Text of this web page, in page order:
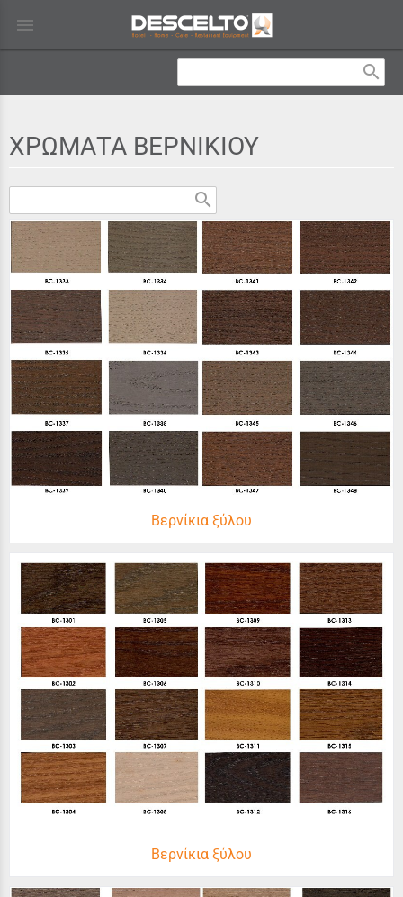
menu
search
ΧΡΩΜΑΤΑ ΒΕΡΝΙΚΙΟΥ
search
Βερνίκια ξύλου
Βερνίκια ξύλου